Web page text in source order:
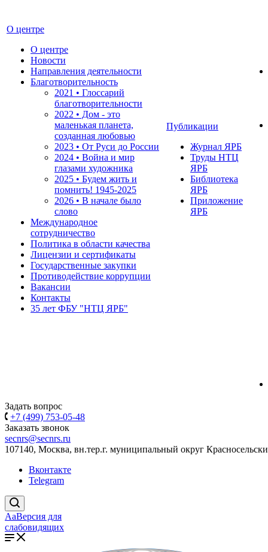
О центре
О центре
Новости
Направления деятельности
Благотворительность
2021 • Глоссарий
благотворительности
2022 • Дом - это
маленькая планета,
созданная любовью
2023 • От Руси до России
2024 • Война и мир
глазами художника
2025 • Будем жить и
помнить! 1945-2025
2026 • В начале было
слово
Международное
сотрудничество
Политика в области качества
Лицензии и сертификаты
Государственные закупки
Противодействие коррупции
Вакансии
Контакты
35 лет ФБУ "НТЦ ЯРБ"
Публикации
Журнал ЯРБ
Труды НТЦ
ЯРБ
Библиотека
ЯРБ
Приложение
ЯРБ
Задать вопрос
+7 (499) 753-05-48
Заказать звонок
secnrs@secnrs.ru
107140, Москва, вн.тер.г. муниципальный округ
Вконтакте
Telegram
AaВерсия для
слабовидящих